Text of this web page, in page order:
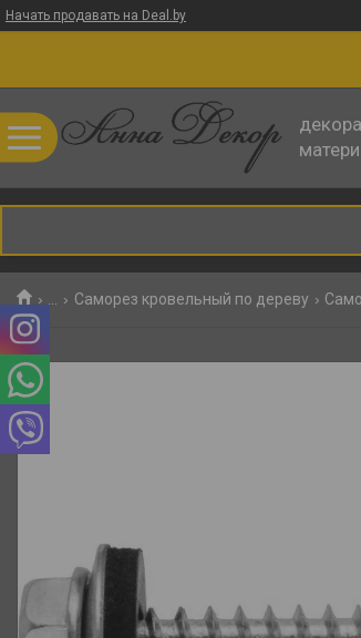
Начать продавать на Deal.by
Саморез кровельный по дереву